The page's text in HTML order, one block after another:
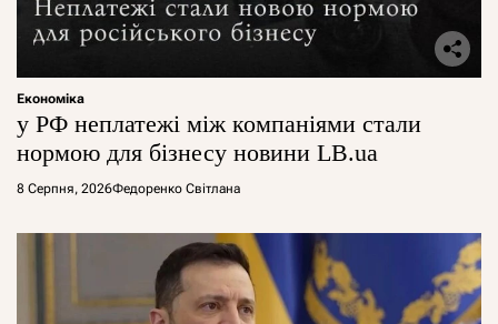
Економіка
у РФ неплатежі між компаніями стали
нормою для бізнесу новини LB.ua
8 Серпня, 2026Федоренко Світлана